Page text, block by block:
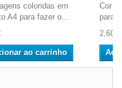
coloridas em
A4 para fazer o...
ao carrinho
Cor
para
2,60 €